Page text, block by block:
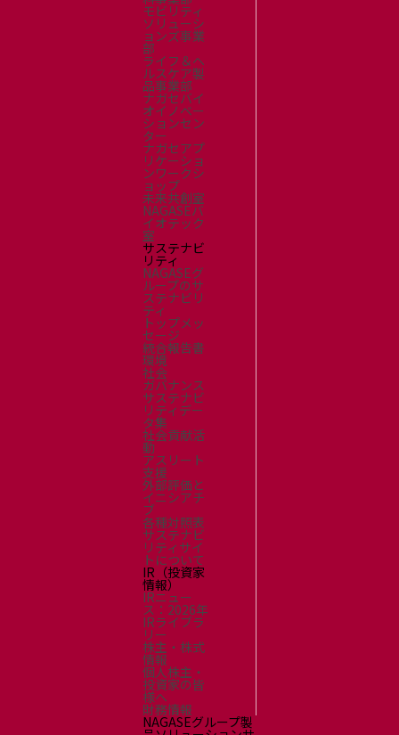
モビリティ
ソリューシ
ョンズ事業
部
ライフ＆ヘ
ルスケア製
品事業部
ナガセバイ
オイノベー
ションセン
ター
ナガセアプ
リケーショ
ンワークシ
ョップ
未来共創室
NAGASEバ
イオテック
室
サステナビ
リティ
NAGASEグ
ループのサ
ステナビリ
ティ
トップメッ
セージ
統合報告書
環境
社会
ガバナンス
サステナビ
リティデー
タ集
社会貢献活
動
アスリート
支援
外部評価と
イニシアチ
ブ
各種対照表
サステナビ
リティサイ
トについて
IR（投資家
情報）
IRニュー
ス：2026年
IRライブラ
リー
株主・株式
情報
個人株主・
投資家の皆
様へ
財務情報
NAGASEグループ製